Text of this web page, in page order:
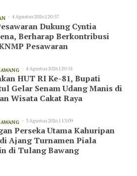
4 Agustus 2026 | 20:57
Dukung Cyntia
Berharap Berkontribusi
Pesawaran
4 Agustus 2026 | 20:51
HUT RI Ke-81, Bupati
Gelar Senam Udang Manis di
Wisata Cakat Raya
3 Agustus 2026 | 13:09
Perseka Utama Kahuripan
Ajang Turnamen Piala
di Tulang Bawang